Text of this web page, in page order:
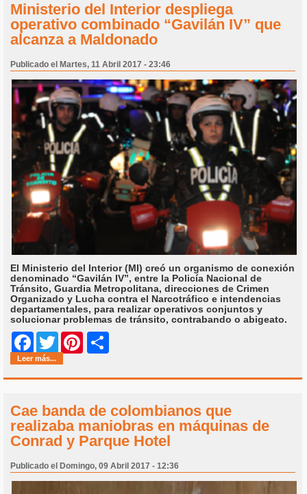
Ministerio del Interior despliega
operativo combinado “Gavilán IV” que
alcanza a Maldonado
Publicado el Martes, 11 Abril 2017 - 23:46
El Ministerio del Interior (MI) creó un organismo de conexión
denominado “Gavilán IV”, entre la Policía Nacional de
Tránsito, Guardia Metropolitana, direcciones de Crimen
Organizado y Lucha contra el Narcotráfico e intendencias
departamentales, para realizar operativos conjuntos y
solucionar problemas de tránsito, contrabando o abigeato.
Facebook
Twitter Pinterest
Leer más...
Cae banda de colombianos que
realizaba maniobras en máquinas de
Conrad y Parque Hotel
Publicado el Domingo, 09 Abril 2017 - 12:36